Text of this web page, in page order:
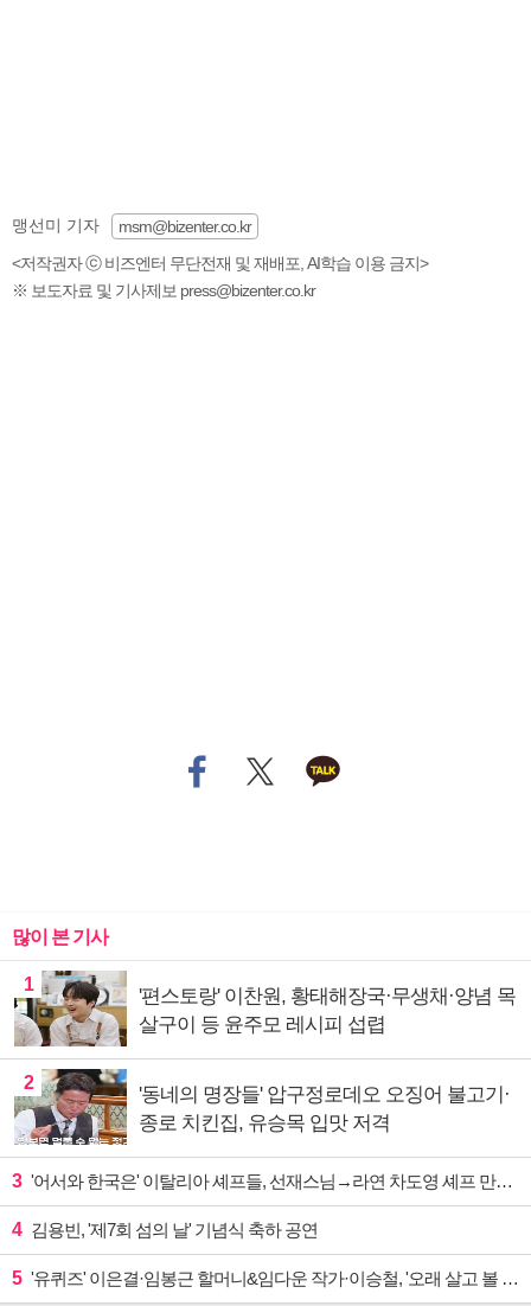
맹선미 기자
msm@bizenter.co.kr
<저작권자 ⓒ 비즈엔터 무단전재 및 재배포, AI학습 이용 금지>
※ 보도자료 및 기사제보 press@bizenter.co.kr
많이 본 기사
1
'편스토랑' 이찬원, 황태해장국·무생채·양념 목
살구이 등 윤주모 레시피 섭렵
2
'동네의 명장들' 압구정로데오 오징어 불고기·
종로 치킨집, 유승목 입맛 저격
3 '어서와 한국은' 이탈리아 셰프들, 선재스님→라연 차도영 셰프 만난다
4 김용빈, '제7회 섬의 날' 기념식 축하 공연
5 '유퀴즈' 이은결·임봉근 할머니&임다운 작가·이승철, '오래 살고 볼 일' 특집 출격